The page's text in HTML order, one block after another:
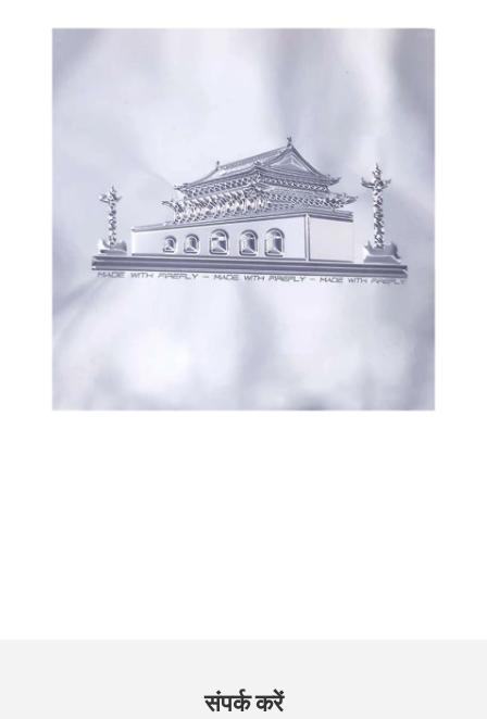
संपर्क करें